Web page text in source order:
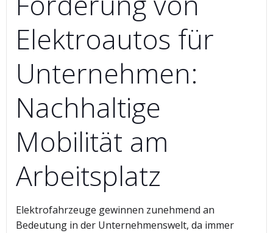
Elektroautos für
Unternehmen:
Nachhaltige
Mobilität am
Arbeitsplatz
Elektrofahrzeuge gewinnen zunehmend an
Bedeutung in der Unternehmenswelt, da immer